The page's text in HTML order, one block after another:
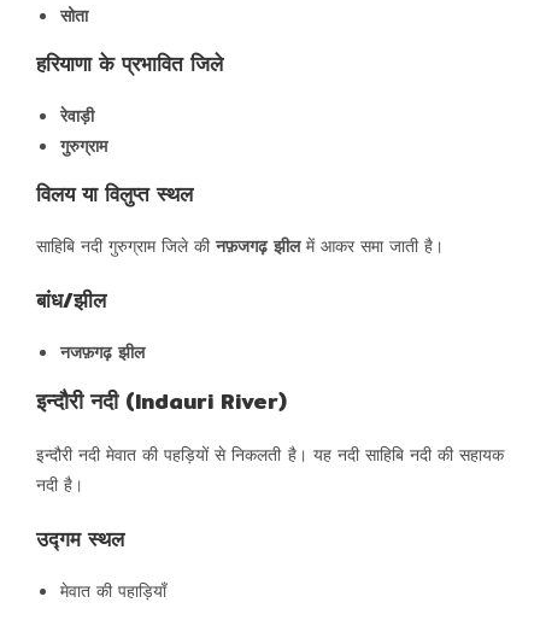
सोता
हरियाणा के प्रभावित जिले
रेवाड़ी
गुरुग्राम
विलय या विलुप्त स्थल
साहिबि नदी गुरुग्राम जिले कीनफ़जगढ़ झीलमें आकर समा जाती है।
बांध/झील
नजफ़गढ़ झील
इन्दौरी नदी (Indauri River)
इन्दौरी नदी मेवात की पहड़ियों से निकलती है। यह नदी साहिबि नदी की सहायक
नदी है।
उद्गम स्थल
मेवात की पहाड़ियाँ